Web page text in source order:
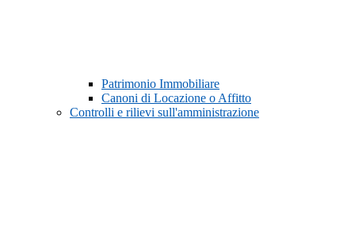
Patrimonio Immobiliare
Canoni di Locazione o Affitto
Controlli e rilievi sull'amministrazione